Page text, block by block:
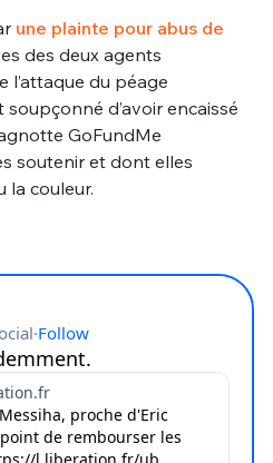
une plainte pour abus de
des deux agents
l’attaque du péage
d’avoir encaissé
GoFundMe
soutenir et dont elles
la couleur.